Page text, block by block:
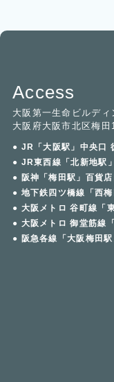
Access
大阪第一生命ビルデ
大阪府大阪市北区梅
● JR「大阪駅」中央口
● JR東西線「北新地駅
● 阪神「梅田駅」百貨
● 地下鉄四ツ橋線「西
● 大阪メトロ 谷町線「
● 大阪メトロ 御堂筋線
● 阪急各線「大阪梅田